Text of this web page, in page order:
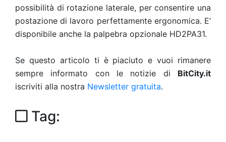
possibilità di rotazione laterale, per consentire una
postazione di lavoro perfettamente ergonomica. E’
disponibile anche la palpebra opzionale HD2PA31.
Se questo articolo ti è piaciuto e vuoi rimanere
sempre informato con le notizie di BitCity.it
iscriviti alla nostra Newsletter gratuita.
Tag: